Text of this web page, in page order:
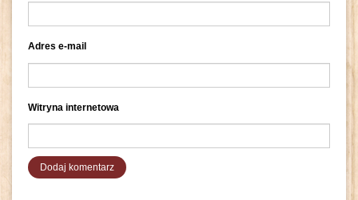
Adres e-mail
Witryna internetowa